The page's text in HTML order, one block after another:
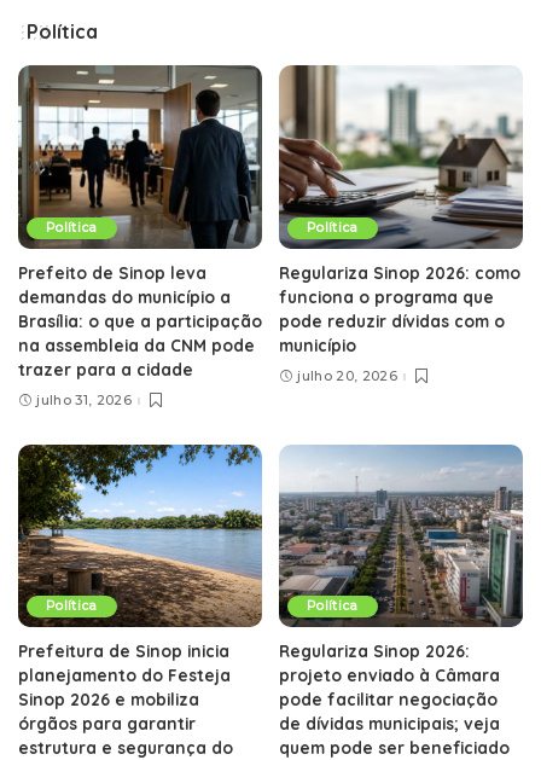
Política
Política
Prefeito de Sinop leva
demandas do município a
Brasília: o que a participação
na assembleia da CNM pode
trazer para a cidade
julho 31, 2026
Política
Regulariza Sinop 2026: como
funciona o programa que
pode reduzir dívidas com o
município
julho 20, 2026
Política
Prefeitura de Sinop inicia
planejamento do Festeja
Sinop 2026 e mobiliza
órgãos para garantir
estrutura e segurança do
Política
Regulariza Sinop 2026:
projeto enviado à Câmara
pode facilitar negociação
de dívidas municipais; veja
quem pode ser beneficiado